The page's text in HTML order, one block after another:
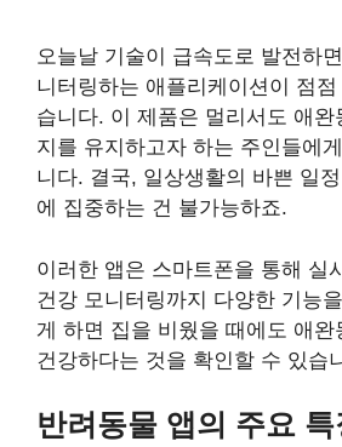
오늘날 기술이 급속도로 발전하
니터링하는 애플리케이션이 점
습니다. 이 제품은 멀리서도 애완
지를 유지하고자 하는 주인들에
니다. 결국, 일상생활의 바쁜 일
에 집중하는 건 불가능하죠.
이러한 앱은 스마트폰을 통해 실
건강 모니터링까지 다양한 기능
게 하면 집을 비웠을 때에도 애완
건강하다는 것을 확인할 수 있습
반려동물 앱의 주요 특